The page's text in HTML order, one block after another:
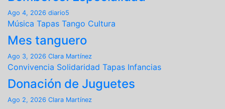
Ago 4, 2026 diario5
Música Tapas Tango Cultura
Mes tanguero
Ago 3, 2026 Clara Martínez
Convivencia Solidaridad Tapas Infancias
Donación de Juguetes
Ago 2, 2026 Clara Martínez